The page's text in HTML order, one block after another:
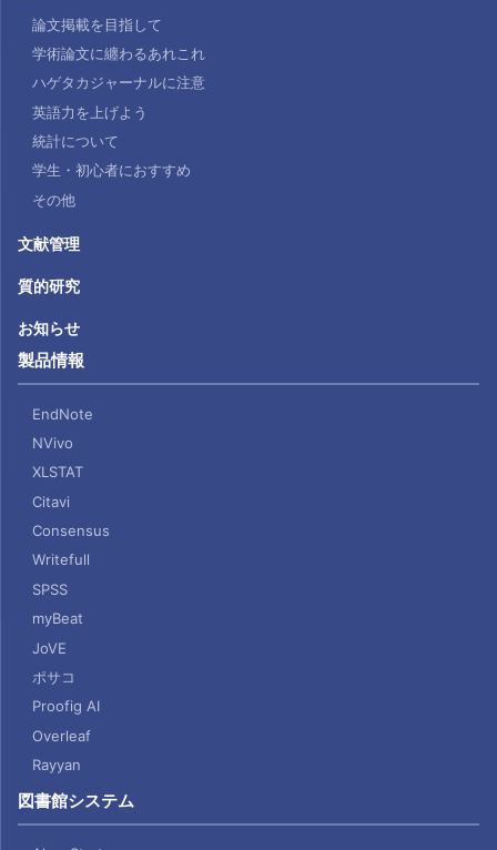
論文掲載を目指して
学術論文に纏わるあれこれ
ハゲタカジャーナルに注意
英語力を上げよう
統計について
学生・初心者におすすめ
その他
文献管理
質的研究
お知らせ
製品情報
EndNote
NVivo
XLSTAT
Citavi
Consensus
Writefull
SPSS
myBeat
JoVE
ポサコ
Proofig AI
Overleaf
Rayyan
図書館システム